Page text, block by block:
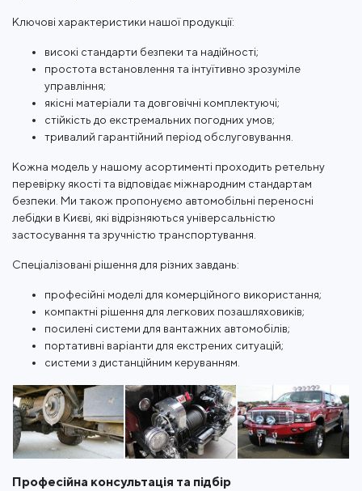
Ключові характеристики нашої продукції:
високі стандарти безпеки та надійності;
простота встановлення та інтуїтивно зрозуміле
управління;
якісні матеріали та довговічні комплектуючі;
стійкість до екстремальних погодних умов;
тривалий гарантійний період обслуговування.
Кожна модель у нашому асортименті проходить ретельну
перевірку якості та відповідає міжнародним стандартам
безпеки. Ми також пропонуємо автомобільні переносні
лебідки в Києві, які відрізняються універсальністю
застосування та зручністю транспортування.
Спеціалізовані рішення для різних завдань:
професійні моделі для комерційного використання;
компактні рішення для легкових позашляховиків;
посилені системи для вантажних автомобілів;
портативні варіанти для екстрених ситуацій;
системи з дистанційним керуванням.
Професійна консультація та підбір